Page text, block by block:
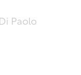
Paolo